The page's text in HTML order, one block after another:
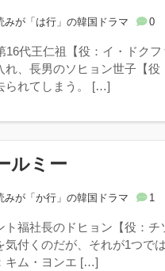
みが「は行」の韓国ドラマ 0
16代王仁祖【役：イ・ドク
れ、長男のソヒョン世子【
られてしまう。 […]
ルミー
みが「か行」の韓国ドラマ 1
ト福社長のドヒョン【役：
気付くのだが、それが1つで
キム・ヨンエ […]